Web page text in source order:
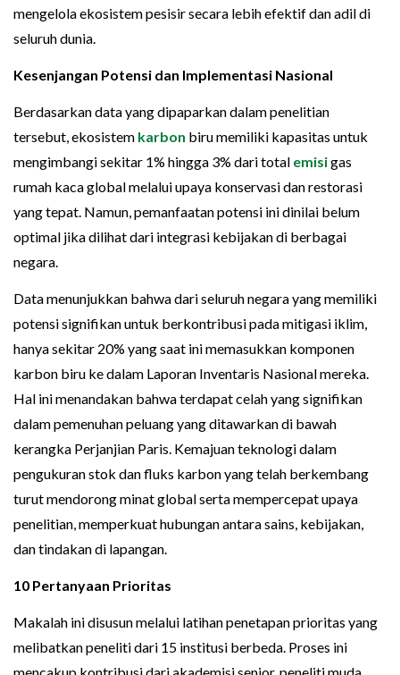
mengelola ekosistem pesisir secara lebih efektif dan adil di
seluruh dunia.
Kesenjangan Potensi dan Implementasi Nasional
Berdasarkan data yang dipaparkan dalam penelitian
tersebut, ekosistem karbon biru memiliki kapasitas untuk
mengimbangi sekitar 1% hingga 3% dari total emisigas
rumah kaca global melalui upaya konservasi dan restorasi
yang tepat. Namun, pemanfaatan potensi ini dinilai belum
optimal jika dilihat dari integrasi kebijakan di berbagai
negara.
Data menunjukkan bahwa dari seluruh negara yang memiliki
potensi signifikan untuk berkontribusi pada mitigasi iklim,
hanya sekitar 20% yang saat ini memasukkan komponen
karbon biru ke dalam Laporan Inventaris Nasional mereka.
Hal ini menandakan bahwa terdapat celah yang signifikan
dalam pemenuhan peluang yang ditawarkan di bawah
kerangka Perjanjian Paris. Kemajuan teknologi dalam
pengukuran stok dan fluks karbon yang telah berkembang
turut mendorong minat global serta mempercepat upaya
penelitian, memperkuat hubungan antara sains, kebijakan,
dan tindakan di lapangan.
10 Pertanyaan Prioritas
Makalah ini disusun melalui latihan penetapan prioritas yang
melibatkan peneliti dari 15 institusi berbeda. Proses ini
mencakup kontribusi dari akademisi senior, peneliti muda,